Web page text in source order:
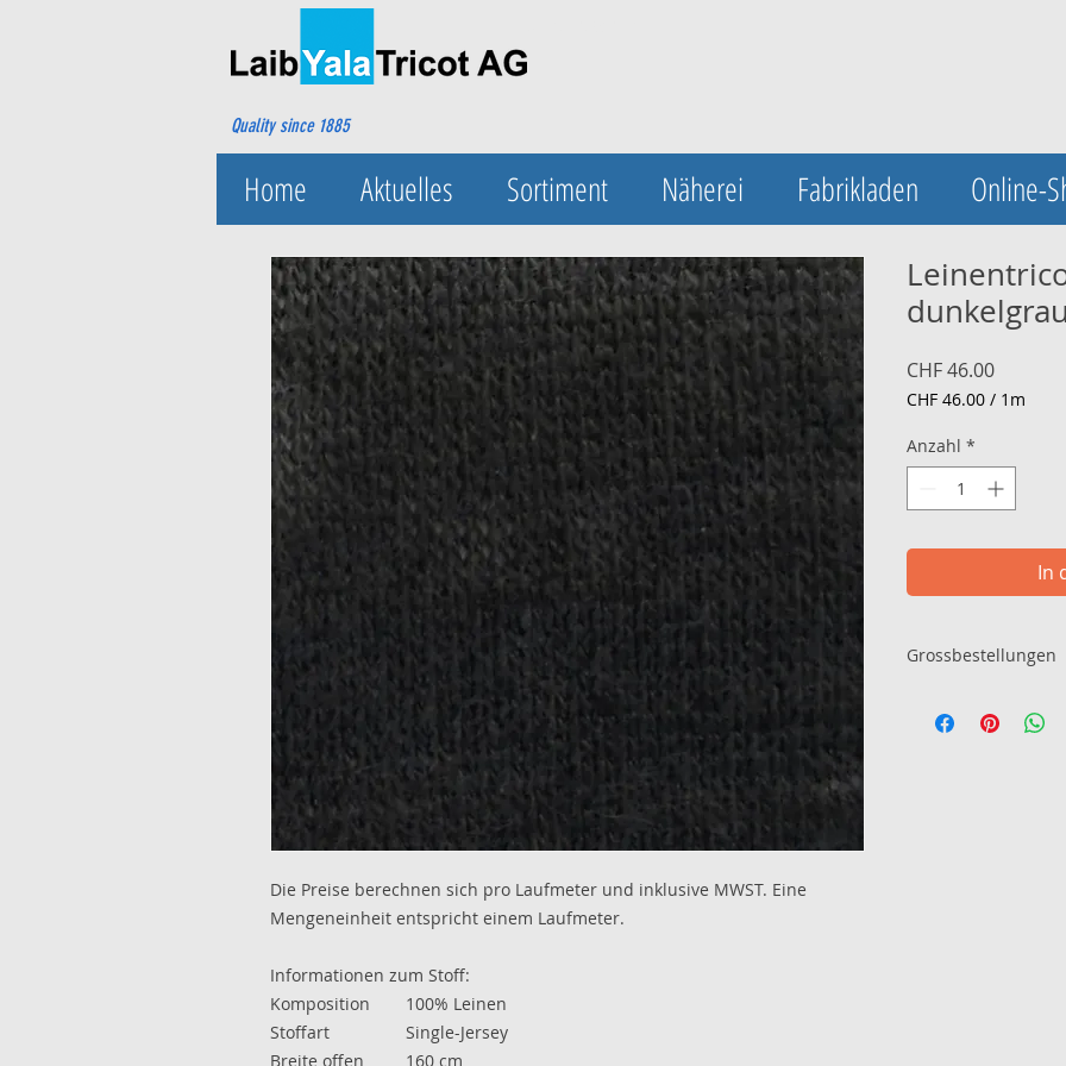
Quality since 1885
Home Aktuelles Sortiment Näherei Fabrikladen Online-
Die Preise berechnen sich pro Laufmeter und inklusive MWST. Eine
Mengeneinheit entspricht einem Laufmeter.
Informationen zum Stoff:
Komposition
100% Leinen
Stoffart
Single-Jersey
Breite offen
160 cm
CHF 46.00Preis
CHF 46.00 / 1m
pro
1
Anzahl *
In
Grossbestellungen
per Mail